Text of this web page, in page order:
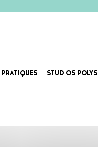
PRATIQUES STUDIOS